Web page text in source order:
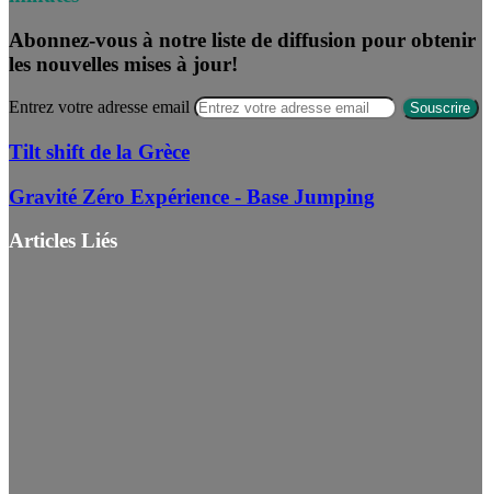
Abonnez-vous à notre liste de diffusion pour obtenir
les nouvelles mises à jour!
Entrez votre adresse email
Tilt shift de la Grèce
Gravité Zéro Expérience - Base Jumping
Articles Liés